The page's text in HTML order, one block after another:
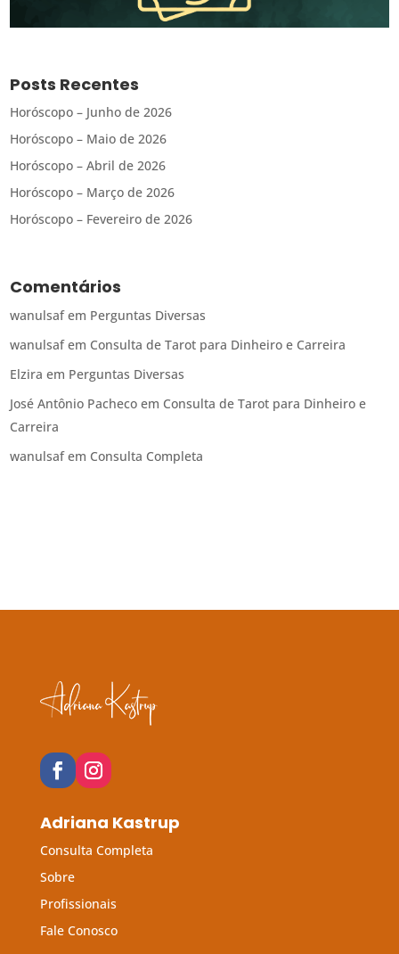
Posts Recentes
Horóscopo – Junho de 2026
Horóscopo – Maio de 2026
Horóscopo – Abril de 2026
Horóscopo – Março de 2026
Horóscopo – Fevereiro de 2026
Comentários
wanulsafem Perguntas Diversas
wanulsafem Consulta de Tarot para Dinheiro e Carreira
Elzira em Perguntas Diversas
José Antônio Pacheco em Consulta de Tarot para Dinheiro e
Carreira
wanulsafem Consulta Completa
Adriana Kastrup
Consulta Completa
Sobre
Profissionais
Fale Conosco